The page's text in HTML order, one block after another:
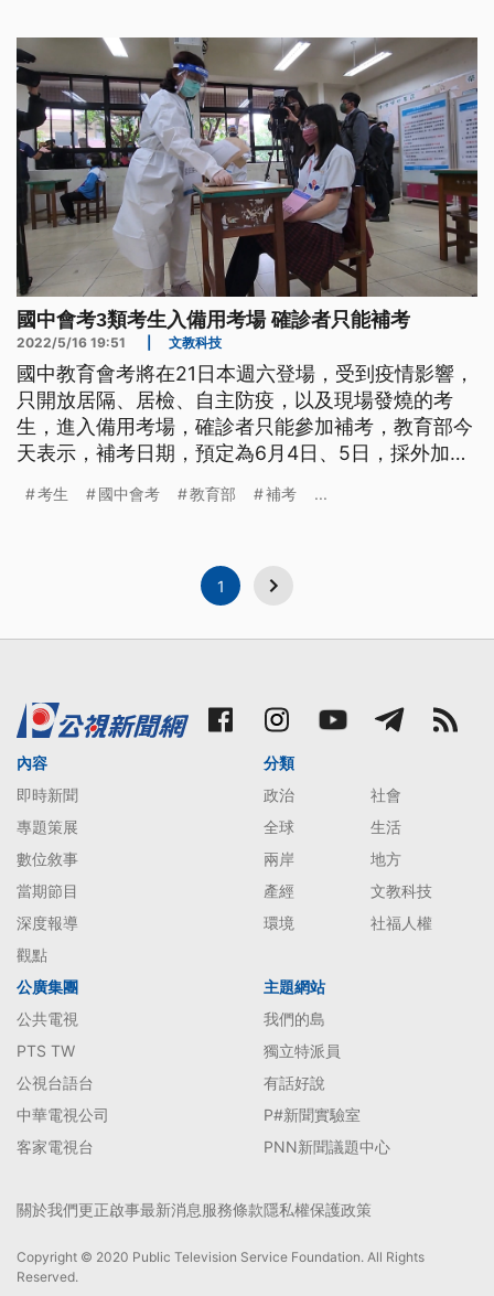
國中會考3類考生入備用考場 確診者只能補考
2022/5/16 19:51 文教科技
國中教育會考將在21日本週六登場，受到疫情影響，
只開放居隔、居檢、自主防疫，以及現場發燒的考
生，進入備用考場，確診者只能參加補考，教育部今
天表示，補考日期，預定為6月4日、5日，採外加名
果違規參加會考，將喪失補考資格。
考生 國中會考 教育部 補考 ...
1
內容
即時新聞
專題策展
數位敘事
當期節目
深度報導
觀點
分類
政治
社會
全球
生活
兩岸
地方
產經
文教科技
環境
社福人權
公廣集團
公共電視
PTS TW
公視台語台
中華電視公司
客家電視台
主題網站
我們的島
獨立特派員
有話好說
P#新聞實驗室
PNN新聞議題中心
關於我們更正啟事最新消息服務條款隱私權保護政策
Copyright © 2020 Public Television Service Foundation. All Rights
Reserved.